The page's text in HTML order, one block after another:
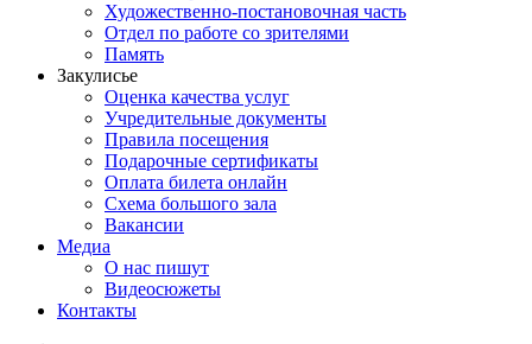
Художественно-постановочная часть
Отдел по работе со зрителями
Память
Закулисье
Оценка качества услуг
Учредительные документы
Правила посещения
Подарочные сертификаты
Оплата билета онлайн
Схема большого зала
Вакансии
Медиа
О нас пишут
Видеосюжеты
Контакты